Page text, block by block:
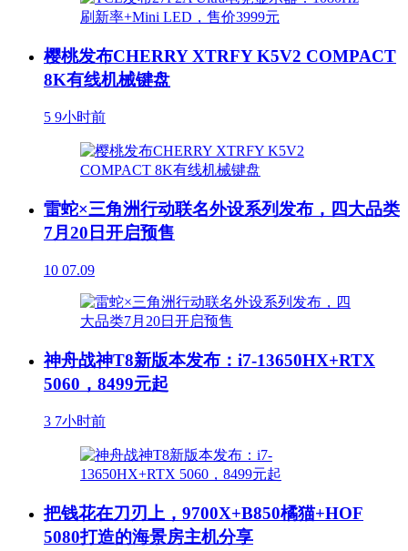
樱桃发布CHERRY XTRFY K5V2 COMPACT
8K有线机械键盘
5 9小时前
雷蛇×三角洲行动联名外设系列发布，四大品类
7月20日开启预售
10 07.09
神舟战神T8新版本发布：i7-13650HX+RTX
5060，8499元起
3 7小时前
把钱花在刀刃上，9700X+B850橘猫+HOF
5080打造的海景房主机分享